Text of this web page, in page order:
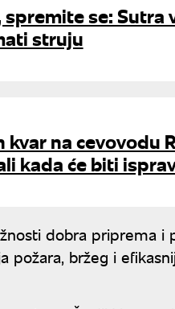
spremite se: Sutra
struju
kvar na cevovodu
kada će biti
dobra priprema i
bržeg i